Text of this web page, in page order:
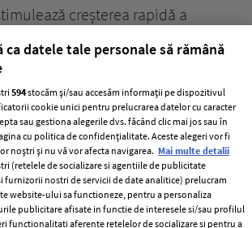
creșterea rapidă a
Awards
Termeni si conditii
Politica de
ca datele tale personale să rămână
594stocăm și/sau accesăm informații pe dispozitivul
cookie unici pentru prelucrarea datelor cu caracter
sau gestiona alegerile dvs. făcând clic mai jos sau în
cu politica de confidențialitate. Aceste alegeri vor fi
noștri și nu vă vor afecta navigarea. Mai multe detalii
(retelele de socializare si agentiile de publicitate
furnizorii nostri de servicii de date analitice) prelucram
website-ului sa functioneze, pentru a personaliza
publicitare afisate in functie de interesele si/sau profilul
functionalitati aferente retelelor de socializare si pentru a